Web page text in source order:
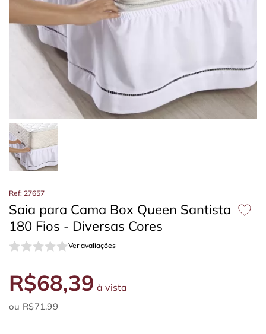
Ref: 27657
Saia para Cama Box Queen Santista
180 Fios - Diversas Cores
Ver avaliações
R$68,39 à vista
R$71,99